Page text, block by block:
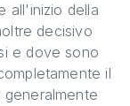
all'inizio della
decisivo
e dove sono
il